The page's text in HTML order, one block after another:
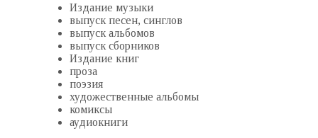
Издание музыки
выпуск песен, синглов
выпуск альбомов
выпуск сборников
Издание книг
проза
поэзия
художественные альбомы
комиксы
аудиокниги